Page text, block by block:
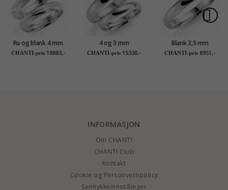
Ru og blank 4 mm
gifteringer i 9 karat
CHANTI-pris 18883,-
4 og 3 mm
gifteringer i 9 karat
CHANTI-pris 15330,-
Blank 3,5 mm
giftering i 9 karat
CHANTI-pris 8951,-
INFORMASJON
Om CHANTI
CHANTI Club
Kontakt
Cookie og Personvernpolicy
Samtykkeinnstillinger